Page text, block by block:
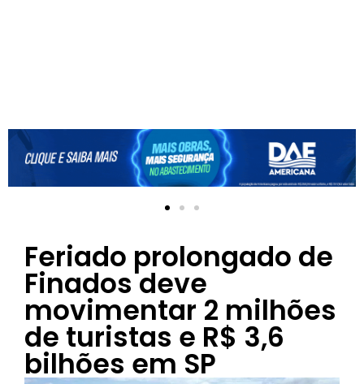
Feriado prolongado de
Finados deve
movimentar 2 milhões
de turistas e R$ 3,6
bilhões em SP